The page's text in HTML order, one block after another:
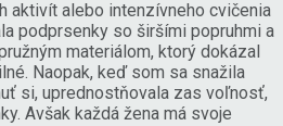
aktivít alebo intenzívneho cvičenia
podprsenky so širšími popruhmi a
materiálom, ktorý dokázal
Naopak, keď som sa snažila
si, uprednostňovala zas voľnosť,
Avšak každá žena má svoje